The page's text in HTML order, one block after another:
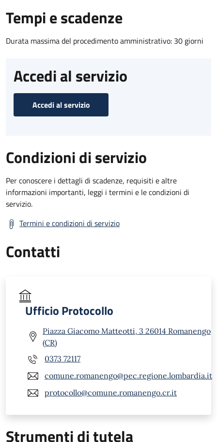
Tempi e scadenze
Durata massima del procedimento amministrativo: 30 giorni
Accedi al servizio
Accedi al servizio
Condizioni di servizio
Per conoscere i dettagli di scadenze, requisiti e altre
informazioni importanti, leggi i termini e le condizioni di
servizio.
Termini e condizioni di servizio
Contatti
Ufficio Protocollo
Piazza Giacomo Matteotti, 3 26014 Romanengo
(CR)
0373 72117
comune.romanengo@pec.regione.lombardia.it
protocollo@comune.romanengo.cr.it
Strumenti di tutela